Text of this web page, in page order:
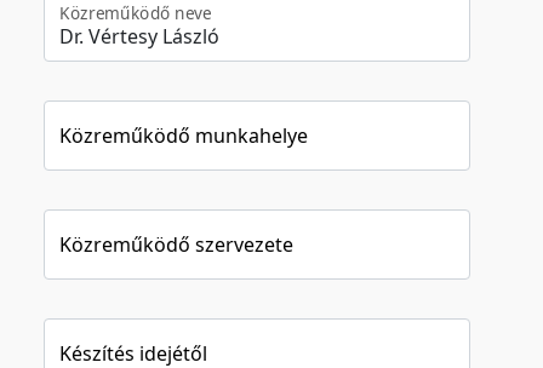
Közreműködő neve
Közreműködő munkahelye
Közreműködő szervezete
Készítés idejétől